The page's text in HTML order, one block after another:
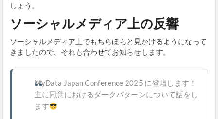
しょう。
ソーシャルメディア上の反響
ソーシャルメディア上でもちらほらと見かけるようになって
きましたので、それも合わせてお知らせします。
MyData Japan Conference 2025 に登壇します！
主に同意におけるダークパターンについて話をし
ます